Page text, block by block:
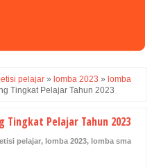
pelajar » lomba 2023 » lomba
Tingkat Pelajar Tahun 2023
Tingkat Pelajar Tahun 2023
pelajar, lomba 2023, lomba sma